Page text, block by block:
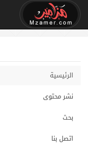
الرئيسية
نشر محتوى
بحث
اتصل بنا